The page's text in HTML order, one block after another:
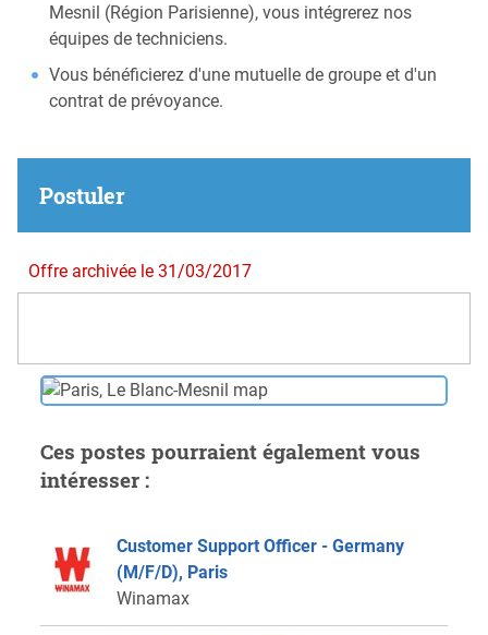
Mesnil (Région Parisienne), vous intégrerez nos
équipes de techniciens.
Vous bénéficierez d'une mutuelle de groupe et d'un
contrat de prévoyance.
Postuler
Offre archivée le 31/03/2017
Ces postes pourraient également vous
intéresser :
Customer Support Officer - Germany
(M/F/D), Paris
Winamax